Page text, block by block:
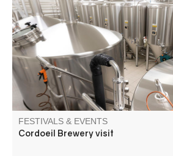
beers since 2006. We invite you to
production workshop, followed by a
and sodas.
FESTIVALS & EVENTS
Cordoeil Brewery visit